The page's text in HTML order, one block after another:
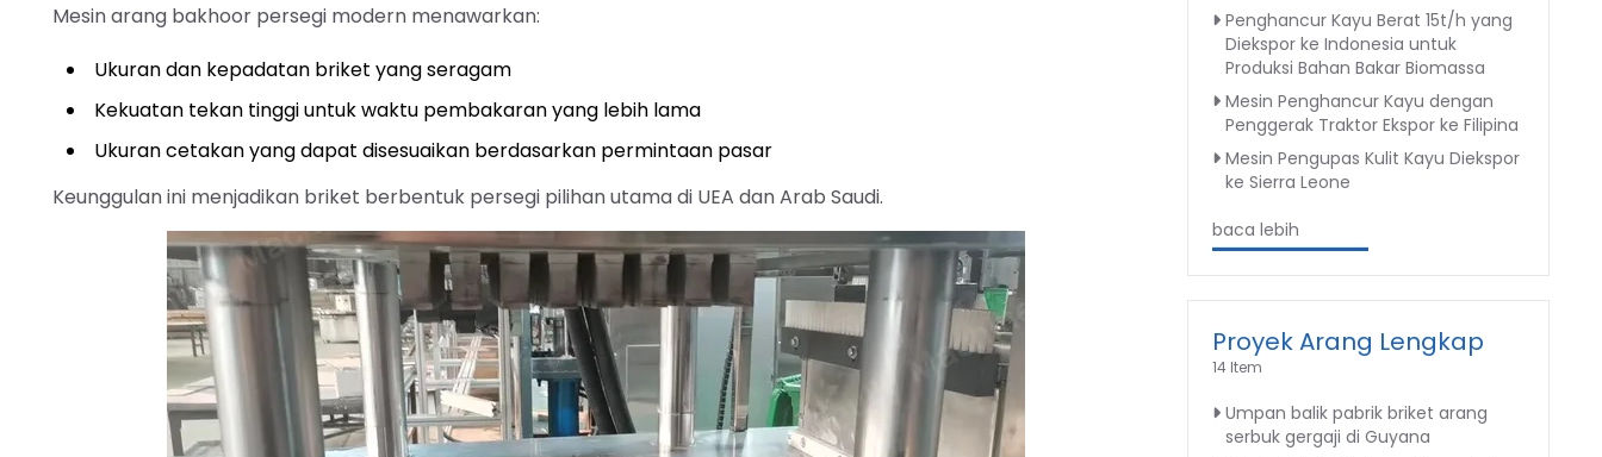
Mesin arang bakhoor persegi modern menawarkan:
Ukuran dan kepadatan briket yang seragam
Kekuatan tekan tinggi untuk waktu pembakaran yang lebih lama
Ukuran cetakan yang dapat disesuaikan berdasarkan permintaan pasar
Keunggulan ini menjadikan briket berbentuk persegi pilihan utama di UEA dan Arab Saudi.
Penghancur Kayu Berat 15t/h yang
Diekspor ke Indonesia untuk
Produksi Bahan Bakar Biomassa
Mesin Penghancur Kayu dengan
Penggerak Traktor Ekspor ke Filipina
Mesin Pengupas Kulit Kayu Diekspor
ke Sierra Leone
baca lebih
Proyek Arang Lengkap
14 Item
Umpan balik pabrik briket arang
serbuk gergaji di Guyana